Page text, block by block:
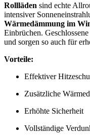
Rollläden sind echte
intensiver
Wärmedämmung im
Einbrüchen.
und sorgen so auch für
Vorteile:
Effektiver
Zusätzliche
Erhöhte Sicherheit
Vollständige